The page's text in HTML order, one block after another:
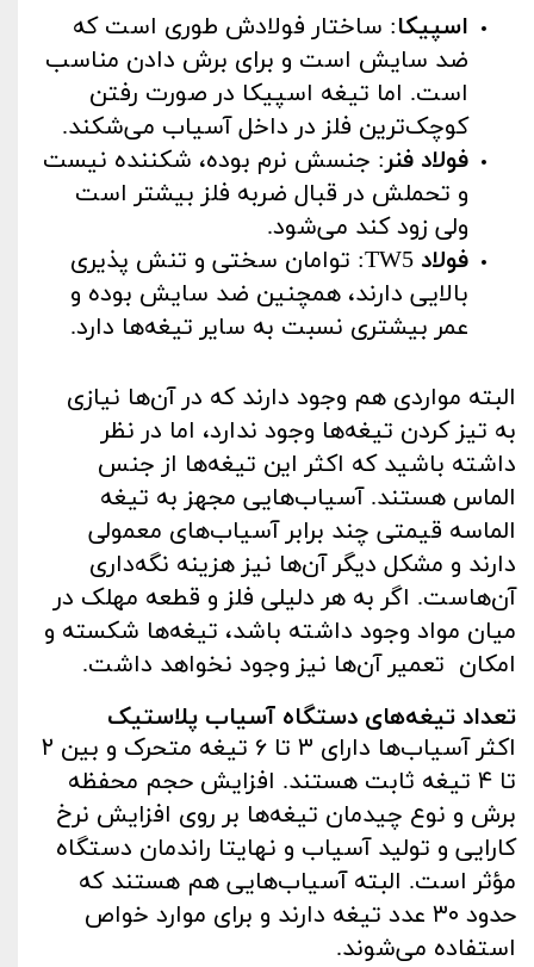
اسپیکا: ساختار فولادش طوری است که
ضد سایش است و برای برش دادن مناسب
است. اما تیغه اسپیکا در صورت رفتن
کوچک‌ترین فلز در داخل آسیاب می‌شکند.
فولاد فنر: جنسش نرم بوده، شکننده نیست
و تحملش در قبال ضربه فلز بیشتر است
ولی زود کند می‌شود.
فولاد
TW5: توامان سختی و تنش پذیری
بالایی دارند، همچنین ضد سایش بوده و
عمر بیشتری نسبت به سایر تیغه‌ها دارد.
البته مواردی هم وجود دارند که در آن‌ها نیازی
به تیز کردن تیغه‌ها وجود ندارد، اما در نظر
داشته باشید که اکثر این تیغه‌ها از جنس
الماس هستند. آسیاب‌هایی مجهز به تیغه
الماسه قیمتی چند برابر آسیاب‌های معمولی
دارند و مشکل دیگر آن‌ها نیز هزینه نگه‌داری
آن‌هاست. اگر به هر دلیلی فلز و قطعه مهلک در
میان مواد وجود داشته باشد، تیغه‌ها شکسته و
امکان تعمیر آن‌ها نیز وجود نخواهد داشت.
تعداد تیغه‌های دستگاه آسیاب پلاستیک
اکثر آسیاب‌ها دارای ۳ تا ۶ تیغه متحرک و بین ۲
تا ۴ تیغه ثابت هستند. افزایش حجم محفظه
برش و نوع چیدمان تیغه‌ها بر روی افزایش نرخ
کارایی و تولید آسیاب و نهایتا راندمان دستگاه
مؤثر است. البته آسیاب‌هایی هم هستند که
حدود ۳۰ عدد تیغه دارند و برای موارد خواص
استفاده می‌شوند.